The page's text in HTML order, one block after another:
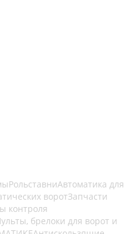
РольставниАвтоматика для
воротЗапчасти
контроля
брелоки для ворот и